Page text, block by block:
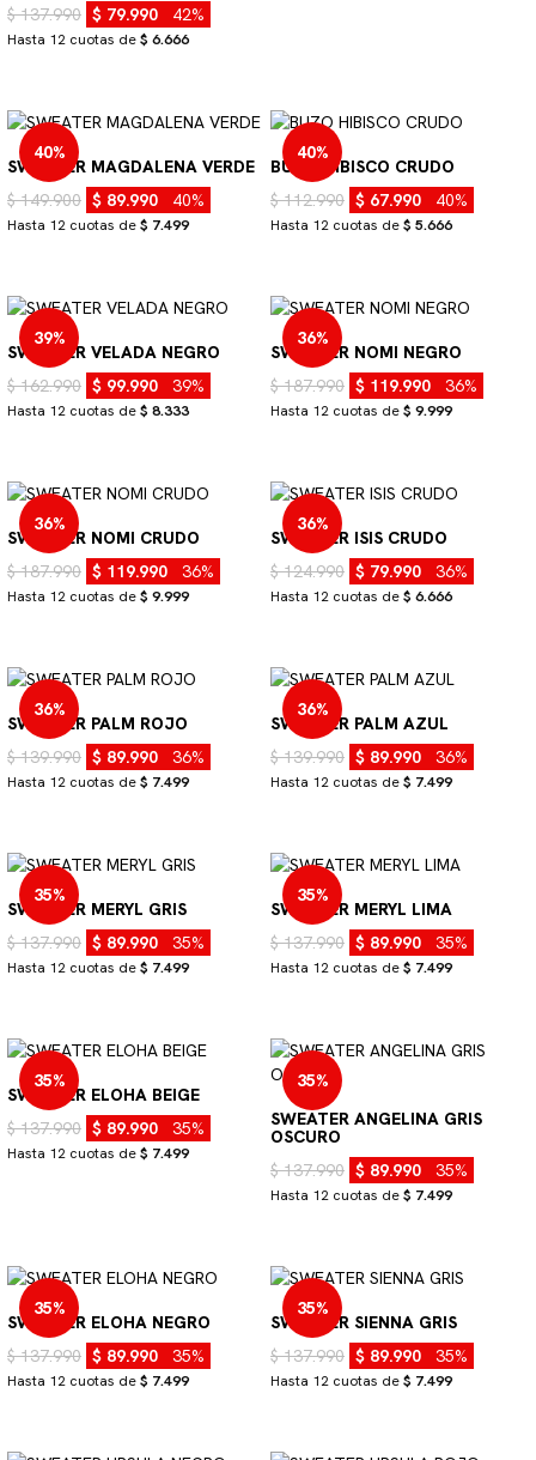
$ 137.990 $ 79.990 42%
Hasta 12 cuotas de$ 6.666
40%
SWEATER MAGDALENA VERDE
$ 149.900 $ 89.990 40%
Hasta 12 cuotas de$ 7.499
40%
BUZO HIBISCO CRUDO
$ 112.990 $ 67.990 40%
Hasta 12 cuotas de$ 5.666
39%
SWEATER VELADA NEGRO
$ 162.990 $ 99.990 39%
Hasta 12 cuotas de$ 8.333
36%
SWEATER NOMI NEGRO
$ 187.990 $ 119.990 36%
Hasta 12 cuotas de$ 9.999
36%
SWEATER NOMI CRUDO
$ 187.990 $ 119.990 36%
Hasta 12 cuotas de$ 9.999
36%
SWEATER ISIS CRUDO
$ 124.990 $ 79.990 36%
Hasta 12 cuotas de$ 6.666
36%
SWEATER PALM ROJO
$ 139.990 $ 89.990 36%
Hasta 12 cuotas de$ 7.499
36%
SWEATER PALM AZUL
$ 139.990 $ 89.990 36%
Hasta 12 cuotas de$ 7.499
35%
SWEATER MERYL GRIS
$ 137.990 $ 89.990 35%
Hasta 12 cuotas de$ 7.499
35%
SWEATER MERYL LIMA
$ 137.990 $ 89.990 35%
Hasta 12 cuotas de$ 7.499
35%
SWEATER ELOHA BEIGE
$ 137.990 $ 89.990 35%
Hasta 12 cuotas de$ 7.499
35%
SWEATER ANGELINA GRIS
OSCURO
$ 137.990 $ 89.990 35%
Hasta 12 cuotas de$ 7.499
35%
SWEATER ELOHA NEGRO
$ 137.990 $ 89.990 35%
Hasta 12 cuotas de$ 7.499
35%
SWEATER SIENNA GRIS
$ 137.990 $ 89.990 35%
Hasta 12 cuotas de$ 7.499